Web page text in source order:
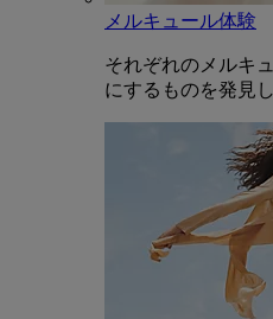
メルキュール体験
それぞれのメルキ
にするものを発見